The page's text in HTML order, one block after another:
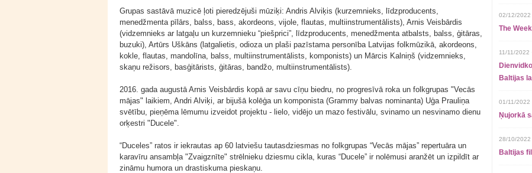
Grupas sastāvā muzicē ļoti pieredzējuši mūziķi: Andris Alviķis (kurzemnieks, līdzproducents,
menedžmenta pīlārs, balss, bass, akordeons, vijole, flautas, multiinstrumentālists), Arnis Veisbārdis
(vidzemnieks ar latgaļu un kurzemnieku “piešprici”, līdzproducents, menedžmenta atbalsts, balss, ģitāras,
buzuki), Artūrs Uškāns (latgalietis, odioza un plaši pazīstama personība Latvijas folkmūzikā, akordeons,
kokle, flautas, mandolīna, balss, multiinstrumentālists, komponists) un Mārcis Kalniņš (vidzemnieks,
skaņu režisors, basģitārists, ģitāras, bandžo, multiinstrumentālists).
2016. gada augustā Arnis Veisbārdis kopā ar savu cīņu biedru, no progresīvā roka un folkgrupas "Vecās
mājas" laikiem, Andri Alviķi, ar bijušā kolēģa un komponista (Grammy balvas nominanta) Uģa Prauliņa
svētību, pieņēma lēmumu izveidot projektu - lielo, vidējo un mazo festivālu, svinamo un nesvinamo dienu
orķestri "Ducele".
“Duceles” ratos ir iekrautas ap 60 latviešu tautasdziesmas no folkgrupas “Vecās mājas” repertuāra un
karavīru ansambļa "Zvaigznīte" strēlnieku dziesmu cikla, kuras “Ducele” ir nolēmusi aranžēt un izpildīt ar
zināmu humora un drastiskuma pieskaņu.
02/12/2022
The
11/11/2022 ·
Baltijas
01/11/2022
Ņujorkā
28/10/2022
Baltijas